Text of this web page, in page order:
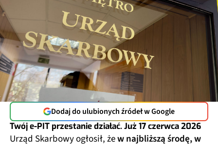
Dodaj do ulubionych źródeł w Google
Twój e-PIT przestanie działać. Już 17 czerwca 2026
Urząd Skarbowy ogłosił, żew najbliższą środę, w